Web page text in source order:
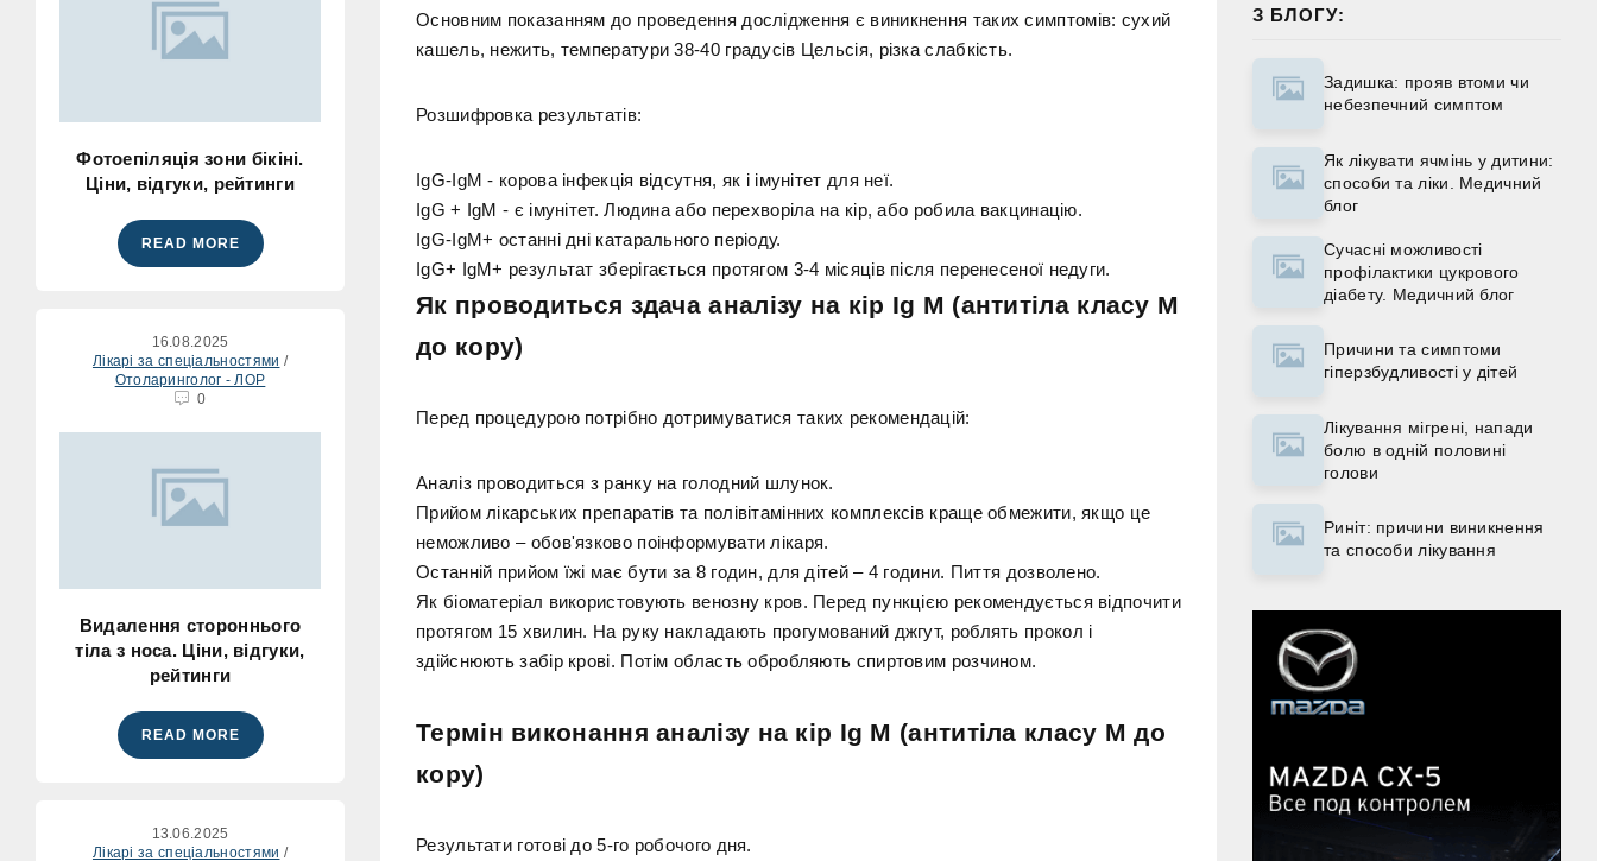
Фотоепіляція зони бікіні.
Ціни, відгуки, рейтинги
READ MORE
16.08.2025
Лікарі за спеціальностями /
Отоларинголог - ЛОР
0
Видалення стороннього
тіла з носа. Ціни, відгуки,
рейтинги
READ MORE
13.06.2025
Лікарі за спеціальностями /
Основним показанням до проведення дослідження є виникнення таких симптомів: сухий
кашель, нежить, температури 38-40 градусів Цельсія, різка слабкість.
Розшифровка результатів:
IgG-IgМ - корова інфекція відсутня, як і імунітет для неї.
IgG + IgM - є імунітет. Людина або перехворіла на кір, або робила вакцинацію.
IgG-IgМ+ останні дні катарального періоду.
IgG+ IgМ+ результат зберігається протягом 3-4 місяців після перенесеної недуги.
Як проводиться здача аналізу на кір Ig М (антитіла класу М
до кору)
Перед процедурою потрібно дотримуватися таких рекомендацій:
Аналіз проводиться з ранку на голодний шлунок.
Прийом лікарських препаратів та полівітамінних комплексів краще обмежити, якщо це
неможливо – обов'язково поінформувати лікаря.
Останній прийом їжі має бути за 8 годин, для дітей – 4 години. Пиття дозволено.
Як біоматеріал використовують венозну кров. Перед пункцією рекомендується відпочити
протягом 15 хвилин. На руку накладають прогумований джгут, роблять прокол і
здійснюють забір крові. Потім область обробляють спиртовим розчином.
Термін виконання аналізу на кір Ig М (антитіла класу М до
кору)
Результати готові до 5-го робочого дня.
З БЛОГУ:
Задишка: прояв втоми чи
небезпечний симптом
Як лікувати ячмінь у дитини:
способи та ліки. Медичний
блог
Сучасні можливості
профілактики цукрового
діабету. Медичний блог
Причини та симптоми
гіперзбудливості у дітей
Лікування мігрені, напади
болю в одній половині
голови
Риніт: причини виникнення
та способи лікування